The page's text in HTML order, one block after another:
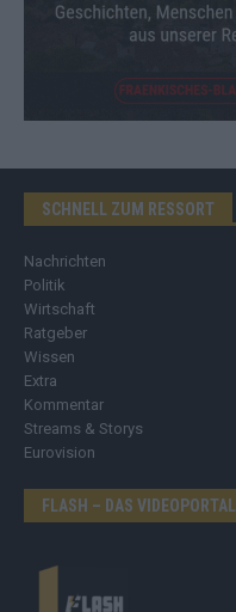
SCHNELL ZUM RESSORT
Nachrichten
Politik
Wirtschaft
Ratgeber
Wissen
Extra
Kommentar
Streams & Storys
Eurovision
FLASH – DAS VIDEOPORTAL